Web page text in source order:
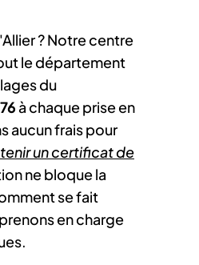
? Notre centre
le département
du
à chaque prise en
aucun frais pour
un certificat de
ne bloque la
se fait
en charge